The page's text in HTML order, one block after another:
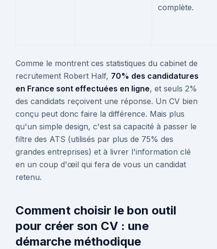
complète.
Comme le montrent ces statistiques du cabinet de
recrutement Robert Half, 70% des candidatures
en France sont effectuées en ligne, et seuls 2%
des candidats reçoivent une réponse. Un CV bien
conçu peut donc faire la différence. Mais plus
qu'un simple design, c'est sa capacité à passer le
filtre des ATS (utilisés par plus de 75% des
grandes entreprises) et à livrer l'information clé
en un coup d'œil qui fera de vous un candidat
retenu.
Comment choisir le bon outil
pour créer son CV : une
démarche méthodique